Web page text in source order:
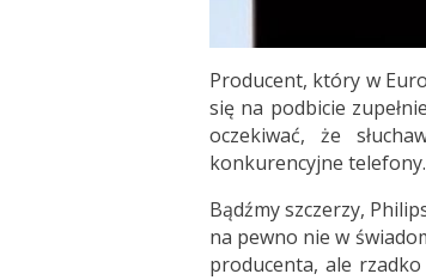
Producent, który w
się na podbicie
oczekiwać, że
konkurencyjne
Bądźmy szczerzy,
na pewno nie w
producenta, ale